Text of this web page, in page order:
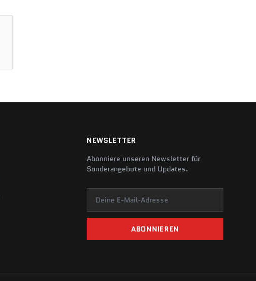
NEWSLETTER
Abonniere unseren Newsletter für
Sonderangebote und Updates.
Deine E-Mail-Adresse
ABONNIEREN